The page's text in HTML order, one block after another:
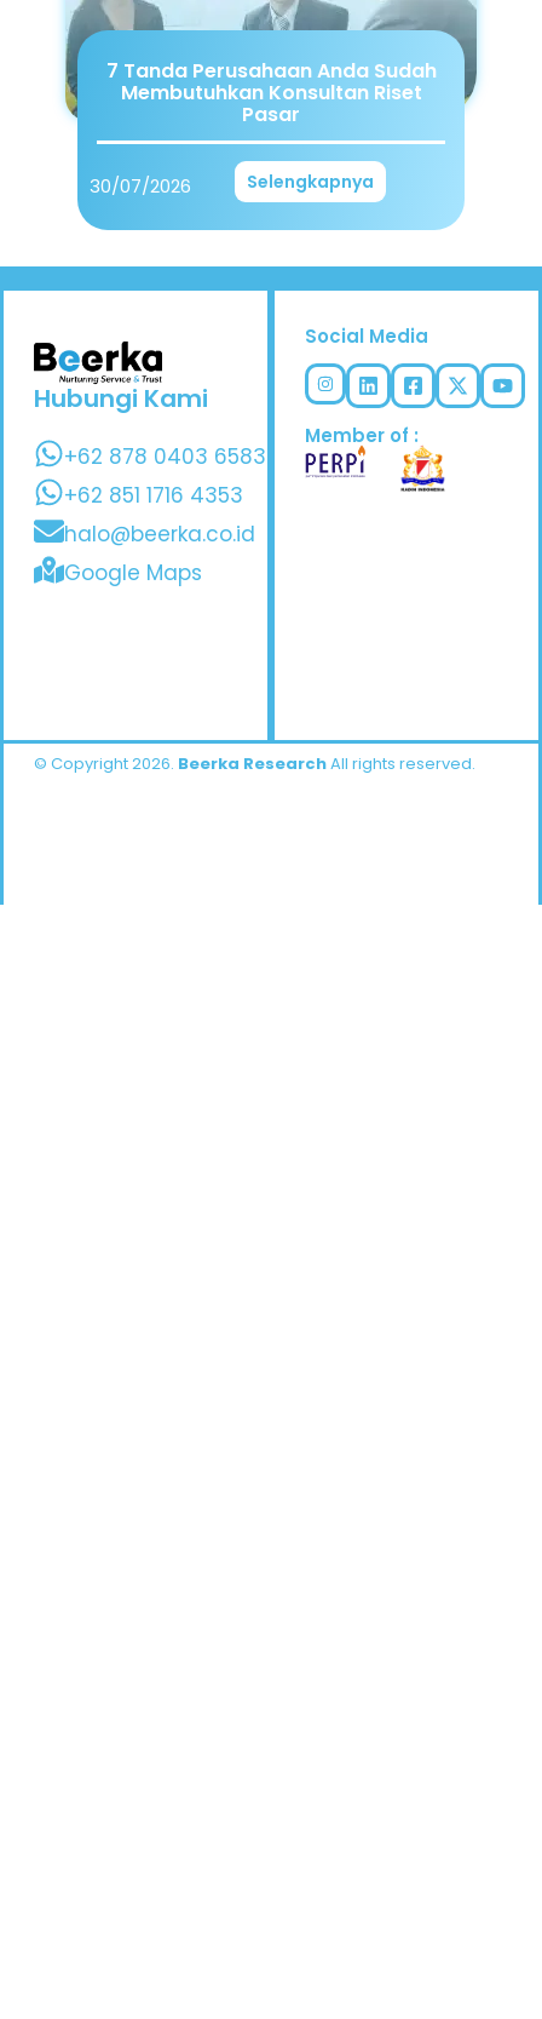
7 Tanda Perusahaan Anda Sudah
Membutuhkan Konsultan Riset
Pasar
30/07/2026 Selengkapnya
Hubungi Kami
+62 878 0403 6583
+62 851 1716 4353
halo@beerka.co.id
Google Maps
Social Media
Member of :
© Copyright 2026. Beerka ResearchAll rights reserved.